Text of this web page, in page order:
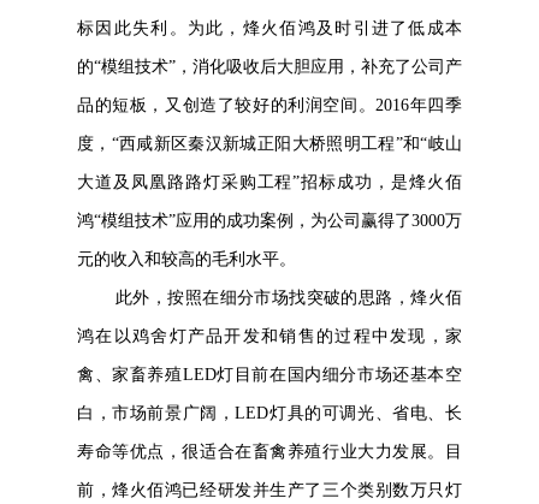
标因此失利。为此，烽火佰鸿及时引进了低成本
的“模组技术”，消化吸收后大胆应用，补充了公司产
品的短板，又创造了较好的利润空间。2016年四季
度，“西咸新区秦汉新城正阳大桥照明工程”和“岐山
大道及凤凰路路灯采购工程”招标成功，是烽火佰
鸿“模组技术”应用的成功案例，为公司赢得了3000万
元的收入和较高的毛利水平。
此外，按照在细分市场找突破的思路，烽火佰
鸿在以鸡舍灯产品开发和销售的过程中发现，家
禽、家畜养殖LED灯目前在国内细分市场还基本空
白，市场前景广阔，LED灯具的可调光、省电、长
寿命等优点，很适合在畜禽养殖行业大力发展。目
前，烽火佰鸿已经研发并生产了三个类别数万只灯